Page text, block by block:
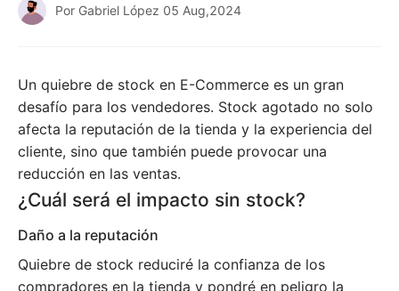
Por Gabriel López 05 Aug,2024
Un quiebre de stock en E-Commerce es un gran
desafío para los vendedores. Stock agotado no solo
afecta la reputación de la tienda y la experiencia del
cliente, sino que también puede provocar una
reducción en las ventas.
¿Cuál será el impacto sin stock?
Daño a la reputación
Quiebre de stock reduciré la confianza de los
compradores en la tienda y pondré en peligro la